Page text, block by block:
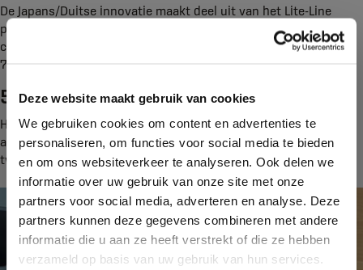
Deze website maakt gebruik van cookies
We gebruiken cookies om content en advertenties te
personaliseren, om functies voor social media te bieden
en om ons websiteverkeer te analyseren. Ook delen we
informatie over uw gebruik van onze site met onze
partners voor social media, adverteren en analyse. Deze
partners kunnen deze gegevens combineren met andere
informatie die u aan ze heeft verstrekt of die ze hebben
verzameld op basis van uw gebruik van hun services.
De Japans/Duitse innovatie maakt deel uit van het Lite-Line
programma van Schröder Keukens dat opvalt door het
compacte karakter van de uitvoeringen en de prettig werkbare
78 centimeter hoge onderkasten.
5. Clever Waste
Het afvalemmersysteem Clever Waste (zie foto) dat naadloos
achter draaideuren kan worden ingebouwd met een
tweevoudige of drievoudige afvalscheiding.